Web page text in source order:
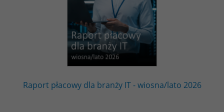
Raport płacowy dla branży IT - wiosna/lato 2026